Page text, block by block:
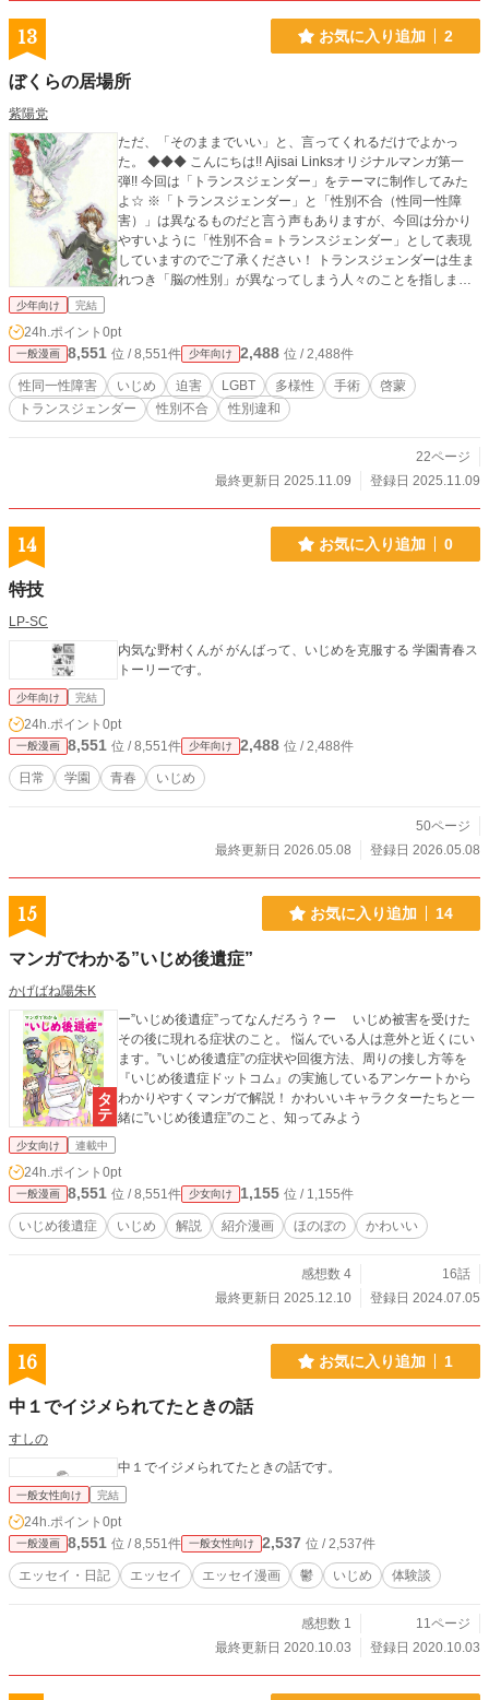
13 お気に入り追加 2
ぼくらの居場所
紫陽党
ただ、「そのままでいい」と、言ってくれるだけでよかっ
た。 ◆◆◆ こんにちは!! Ajisai Linksオリジナルマンガ第一
弾!! 今回は「トランスジェンダー」をテーマに制作してみた
よ☆ ※「トランスジェンダー」と「性別不合（性同一性障
害）」は異なるものだと言う声もありますが、今回は分かり
やすいように「性別不合＝トランスジェンダー」として表現
していますのでご了承ください！ トランスジェンダーは生ま
れつき「脳の性別」が異なってしまう人々のことを指します
ンダーは、まだまだ原因も解明されていないことが多く、
「気持ちの問題」で片づけられてしまうことが多いです。そ
のため、自殺率が非常に高く、なんと10%にも上ると報告さ
れています。 トランスジェンダーの人も、そうでない人も、
「性別」にとらわれないジェンダーフリーな社会になったら
ちゃんの おなやみ」はコチラ！ https://ajiassi.fanbox.cc/post
（女の子）と出会う。孤独を共有する二人に、「社会」が襲
い掛かり、居場所を失っていく…。 ★クリエイターさんご紹
少年向け 完結
24h.ポイント 0pt
一般漫画 8,551 位 / 8,551件 少年向け 2,488 位 / 2,488件
性同一性障害 いじめ 迫害 LGBT 多様性 手術
啓蒙
トランスジェンダー
性別不合 性別違和
22ページ
最終更新日 2025.11.09
登録日 2025.11.09
14 お気に入り追加 0
特技
LP-SC
内気な野村くんが がんばって、いじめを克服する 学園青春ス
トーリーです。
少年向け 完結
24h.ポイント 0pt
一般漫画 8,551 位 / 8,551件 少年向け 2,488 位 / 2,488件
日常 学園 青春 いじめ
50ページ
最終更新日 2026.05.08
登録日 2026.05.08
15 お気に入り追加 14
マンガでわかる”いじめ後遺症”
かげばね陽朱K
ー”いじめ後遺症”ってなんだろう？ー いじめ被害を受けた
その後に現れる症状のこと。 悩んでいる人は意外と近くにい
ます。”いじめ後遺症”の症状や回復方法、周りの接し方等を
『いじめ後遺症ドットコム』の実施しているアンケートから
わかりやすくマンガで解説！ かわいいキャラクターたちと一
緒に”いじめ後遺症”のこと、知ってみよう
少女向け 連載中
24h.ポイント 0pt
一般漫画 8,551 位 / 8,551件 少女向け 1,155 位 / 1,155件
いじめ後遺症 いじめ 解説 紹介漫画 ほのぼの かわいい
感想数 4
16話
最終更新日 2025.12.10
登録日 2024.07.05
16 お気に入り追加 1
中１でイジメられてたときの話
すしの
中１でイジメられてたときの話です。
一般女性向け 完結
24h.ポイント 0pt
一般漫画 8,551 位 / 8,551件 一般女性向け 2,537 位 / 2,537件
エッセイ・日記 エッセイ エッセイ漫画 鬱 いじめ 体験談
感想数 1
11ページ
最終更新日 2020.10.03
登録日 2020.10.03